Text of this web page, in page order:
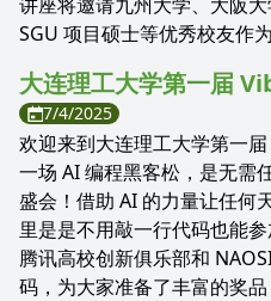
SGU 项目硕士等优秀校友作
大连理工大学第一届
7/4/2025
欢迎来到大连理工大学第一
一场 AI 编程黑客松，是无需
盛会！借助 AI 的力量让任何
里是是不用敲一行代码也能
腾讯高校创新俱乐部和
码，为大家准备了丰富的奖